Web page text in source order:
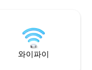
와이파이